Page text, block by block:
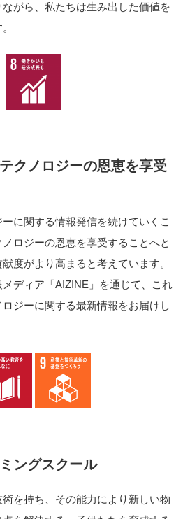
がら、私たちは生み出した価値を
クノロジーの恩恵を享受
に関する情報発信を続けていくこ
ロジーの恩恵を享受することへと
度がより高まると考えています。
ディア「AIZINE」を通じて、これ
ジーに関する最新情報をお届けし
ングスクール
術を持ち、その能力により新しい物